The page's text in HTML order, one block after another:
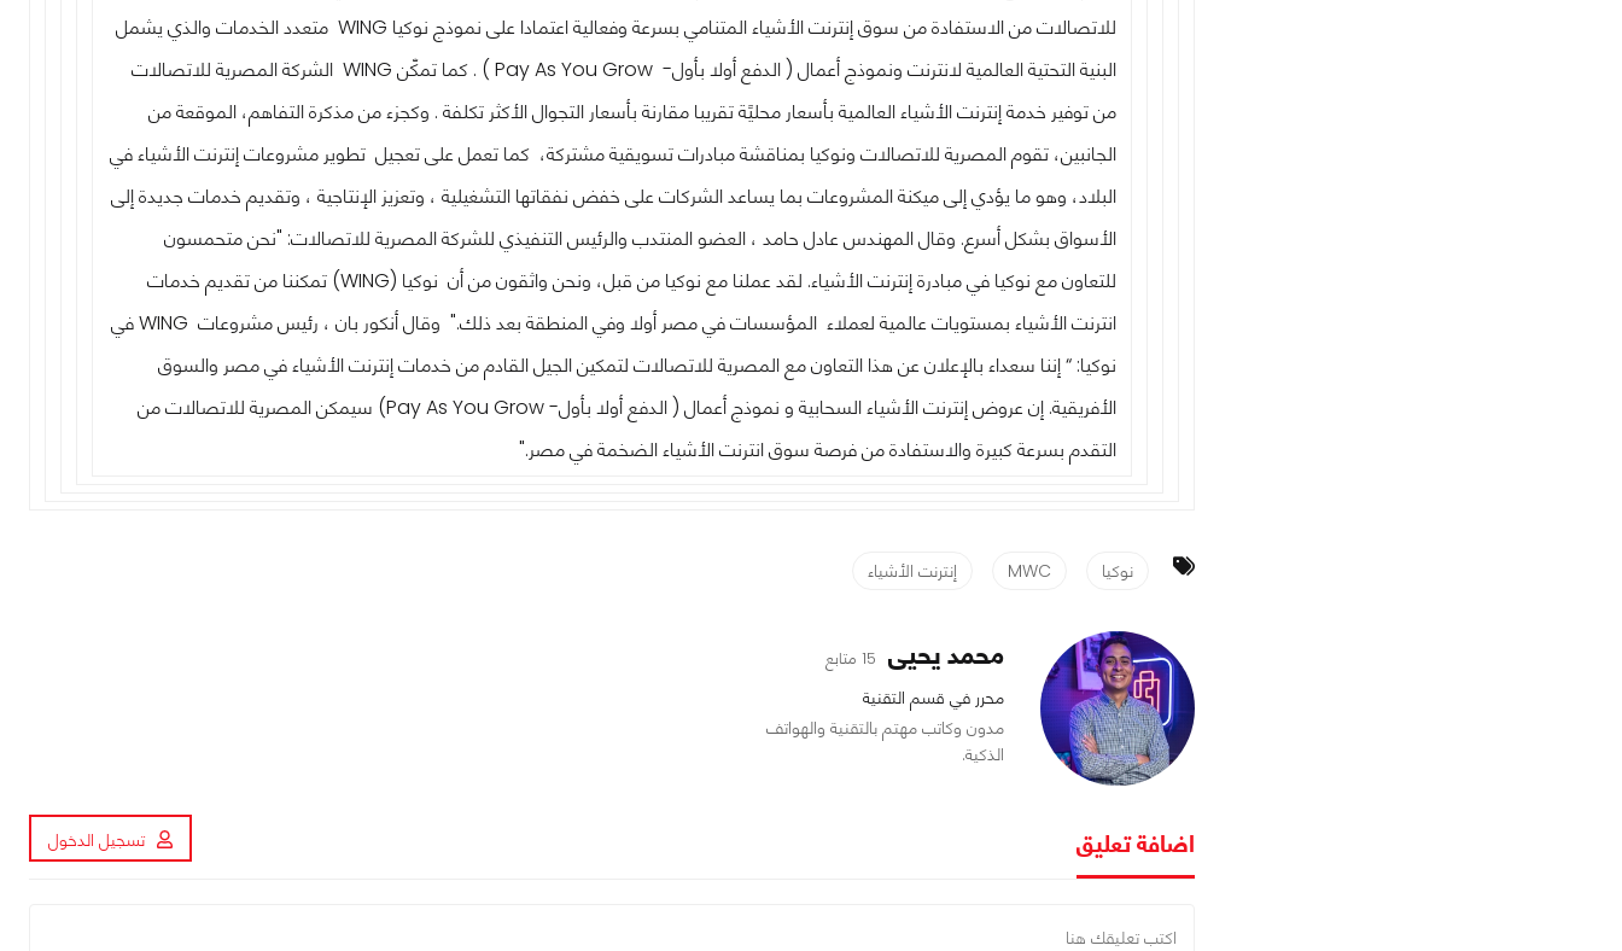
للاتصالات من الاستفادة من سوق إنترنت الأشياء المتنامي بسرعة وفعالية اعتمادا على نموذج نوكيا WING متعدد الخدمات والذي يشمل
البنية التحتية العالمية لانترنت ونموذج أعمال ( الدفع أولا بأول- Pay As You Grow ) . كما تمكّن WING الشركة المصرية للاتصالات
من توفير خدمة إنترنت الأشياء العالمية بأسعار محليًة تقريبا مقارنة بأسعار التجوال الأكثر تكلفة . وكجزء من مذكرة التفاهم، الموقعة من
الجانبين، تقوم المصرية للاتصالات ونوكيا بمناقشة مبادرات تسويقية مشتركة، كما تعمل على تعجيل تطوير مشروعات إنترنت الأشياء في
البلاد، وهو ما يؤدي إلى ميكنة المشروعات بما يساعد الشركات على خفض نفقاتها التشغيلية ، وتعزيز الإنتاجية ، وتقديم خدمات جديدة إلى
الأسواق بشكل أسرع. وقال المهندس عادل حامد ، العضو المنتدب والرئيس التنفيذي للشركة المصرية للاتصالات: "نحن متحمسون
للتعاون مع نوكيا في مبادرة إنترنت الأشياء. لقد عملنا مع نوكيا من قبل، ونحن واثقون من أن نوكيا (WING) تمكننا من تقديم خدمات
انترنت الأشياء بمستويات عالمية لعملاء المؤسسات في مصر أولا وفي المنطقة بعد ذلك". وقال أنكور بان ، رئيس مشروعات WINGفي
نوكيا: “ إننا سعداء بالإعلان عن هذا التعاون مع المصرية للاتصالات لتمكين الجيل القادم من خدمات إنترنت الأشياء في مصر والسوق
الأفريقية. إن عروض إنترنت الأشياء السحابية و نموذج أعمال ( الدفع أولا بأول-Pay As You Grow) سيمكن المصرية للاتصالات من
التقدم بسرعة كبيرة والاستفادة من فرصة سوق انترنت الأشياء الضخمة في مصر."
نوكيا MWC إنترنت الأشياء
محمد يحيى 15 متابع
محرر في قسم التقنية
مدون وكاتب مهتم بالتقنية والهواتف
الذكية.
اضافة تعليق تسجيل الدخول